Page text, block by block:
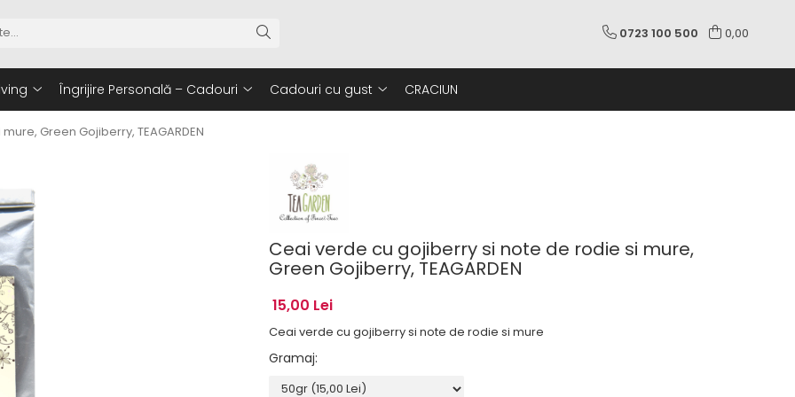
0723 100 500 0,00
Îngrijire Personală – Cadouri Cadouri cu gust CRACIUN
Green Gojiberry, TEAGARDEN
Ceai verde cu gojiberry si note de rodie si mure,
Green Gojiberry, TEAGARDEN
15,00 Lei
Ceai verde cu gojiberry si note de rodie si mure
Gramaj: